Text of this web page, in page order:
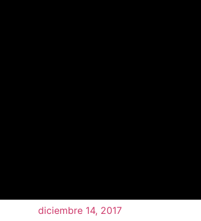
diciembre 14, 2017